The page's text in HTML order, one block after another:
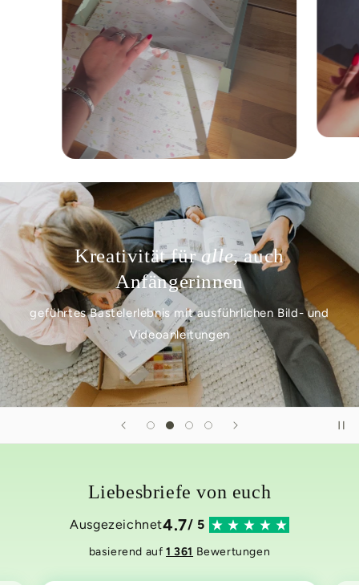
Kreativität füralle,auch
Anfängerinnen
geführtes Bastelerlebnis mit ausführlichen Bild- und
Videoanleitungen
Liebesbriefe von euch
Ausgezeichnet4.7/ 5
basierend auf1 361 Bewertungen